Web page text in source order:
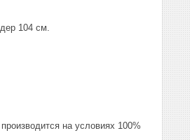
104 см.
на условиях 100%